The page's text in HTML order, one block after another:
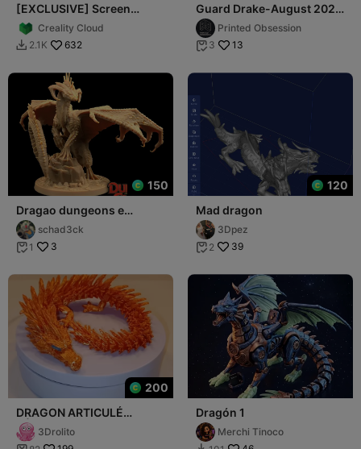
[EXCLUSIVE] Screen
Dragon – 3D Printable
Monitor Companion
Creality Cloud
 2.1K 632
Guard Drake-August 2022
- Monsters of the
Multiverse-Presupp
Printed Obsession
 3 13
150
Dragao dungeons e
dragonsschad3ck
 1 3
120
Mad dragon
3Dpez
 2 39
200
DRAGON ARTICULÉ
RÉALISTE
3Drolito
Dragón 1
Merchi Tinoco